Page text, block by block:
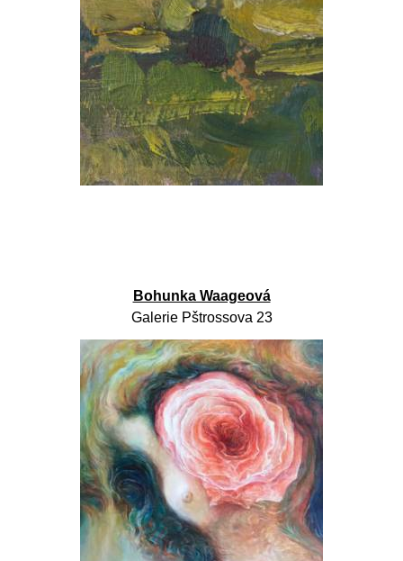
Bohunka Waageová
Galerie Pštrossova 23